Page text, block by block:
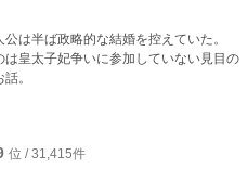
269-1314822411
は半ば政略的な結婚を控えていた。
皇太子妃争いに参加していない見目の
。
位 / 31,415件